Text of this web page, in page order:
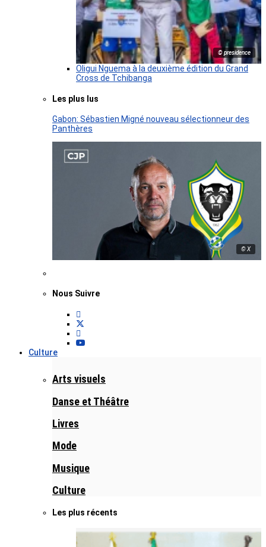
© presidence
Oligui Nguema à la deuxième édition du Grand
Cross de Tchibanga
Les plus lus
Gabon: Sébastien Migné nouveau sélectionneur des
Panthères
© X
Nous Suivre
Culture
Arts visuels
Danse et Théâtre
Livres
Mode
Musique
Culture
Les plus récents